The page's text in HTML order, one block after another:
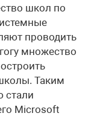
школ по
проводить
множество
Таким
стали
Microsoft